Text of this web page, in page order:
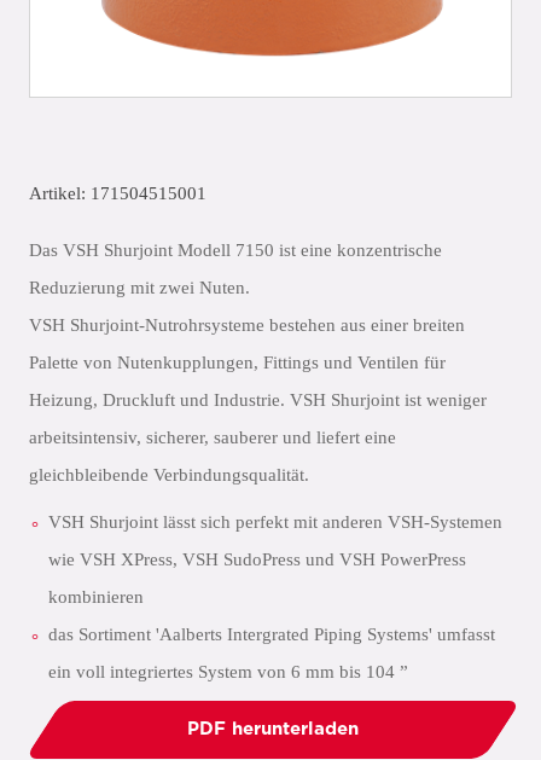
Artikel: 171504515001
Das VSH Shurjoint Modell 7150 ist eine konzentrische
Reduzierung mit zwei Nuten.
VSH Shurjoint-Nutrohrsysteme bestehen aus einer breiten
Palette von Nutenkupplungen, Fittings und Ventilen für
Heizung, Druckluft und Industrie. VSH Shurjoint ist weniger
arbeitsintensiv, sicherer, sauberer und liefert eine
gleichbleibende Verbindungsqualität.
VSH Shurjoint lässt sich perfekt mit anderen VSH-Systemen
wie VSH XPress, VSH SudoPress und VSH PowerPress
kombinieren
das Sortiment 'Aalberts Intergrated Piping Systems' umfasst
ein voll integriertes System von 6 mm bis 104 ”
PDF herunterladen